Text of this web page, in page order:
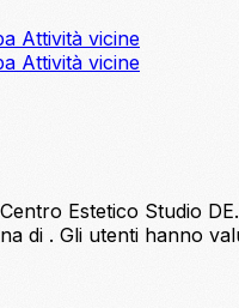
Attività vicine
Attività vicine
Estetico Studio
di . Gli utenti hanno